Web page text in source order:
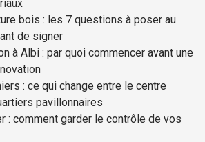
bois : les 7 questions à poser au
de signer
à Albi : par quoi commencer avant une
: ce qui change entre le centre
pavillonnaires
: comment garder le contrôle de vos